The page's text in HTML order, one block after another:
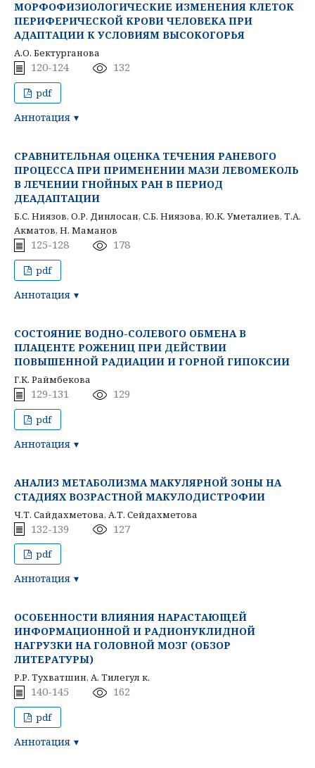
МОРФОФИЗИОЛОГИЧЕСКИЕ ИЗМЕНЕНИЯ КЛЕТОК
ПЕРИФЕРИЧЕСКОЙ КРОВИ ЧЕЛОВЕКА ПРИ
АДАПТАЦИИ К УСЛОВИЯМ ВЫСОКОГОРЬЯ
А.О. Бектурганова
120-124 132
pdf
Аннотация
СРАВНИТЕЛЬНАЯ ОЦЕНКА ТЕЧЕНИЯ РАНЕВОГО
ПРОЦЕССА ПРИ ПРИМЕНЕНИИ МАЗИ ЛЕВОМЕКОЛЬ
В ЛЕЧЕНИИ ГНОЙНЫХ РАН В ПЕРИОД
ДЕАДАПТАЦИИ
Б.С. Ниязов, О.Р. Динлосан, С.Б. Ниязова, Ю.К. Уметалиев, Т.А.
Акматов, Н. Маманов
125-128 178
pdf
Аннотация
СОСТОЯНИЕ ВОДНО-СОЛЕВОГО ОБМЕНА В
ПЛАЦЕНТЕ РОЖЕНИЦ ПРИ ДЕЙСТВИИ
ПОВЫШЕННОЙ РАДИАЦИИ И ГОРНОЙ ГИПОКСИИ
Г.К. Раймбекова
129-131 129
pdf
Аннотация
АНАЛИЗ МЕТАБОЛИЗМА МАКУЛЯРНОЙ ЗОНЫ НА
СТАДИЯХ ВОЗРАСТНОЙ МАКУЛОДИСТРОФИИ
Ч.Т. Сайдахметова, А.Т. Сейдахметова
132-139 127
pdf
Аннотация
ОСОБЕННОСТИ ВЛИЯНИЯ НАРАСТАЮЩЕЙ
ИНФОРМАЦИОННОЙ И РАДИОНУКЛИДНОЙ
НАГРУЗКИ НА ГОЛОВНОЙ МОЗГ (ОБЗОР
ЛИТЕРАТУРЫ)
Р.Р. Тухватшин, А. Тилегул к.
140-145 162
pdf
Аннотация